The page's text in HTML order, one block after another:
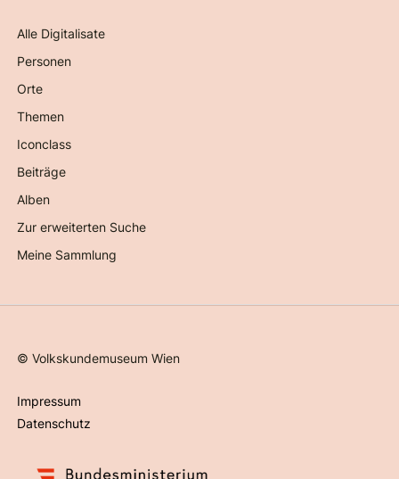
Alle Digitalisate
Personen
Orte
Themen
Iconclass
Beiträge
Alben
Zur erweiterten Suche
Meine Sammlung
©Volkskundemuseum Wien
Impressum
Datenschutz